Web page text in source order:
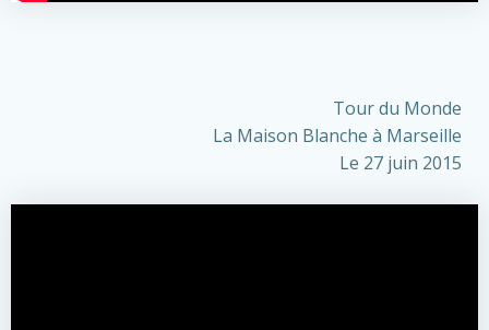
Tour du Monde
La Maison Blanche à Marseille
Le 27 juin 2015